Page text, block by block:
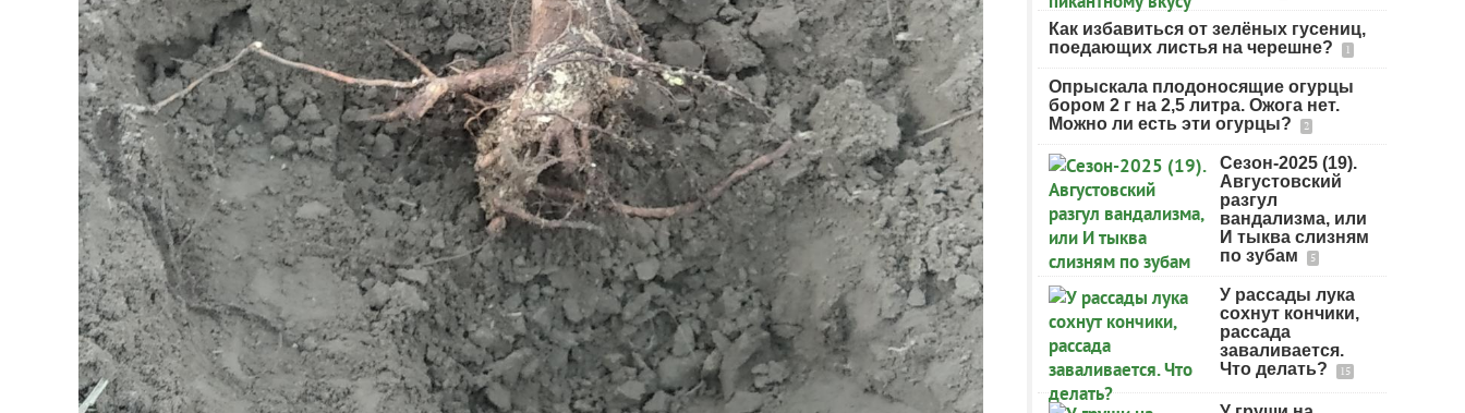
Как избавиться от зелёных гусениц,
поедающих листья на черешне?
1
Опрыскала плодоносящие огурцы
бором 2 г на 2,5 литра. Ожога нет.
Можно ли есть эти огурцы?
2
Сезон-2025 (19).
Августовский
разгул
вандализма, или
И тыква слизням
по зубам
5
У рассады лука
сохнут кончики,
рассада
заваливается.
Что делать?
15